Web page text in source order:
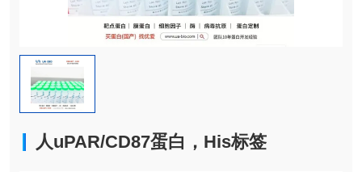
人uPAR/CD87蛋白，His标签